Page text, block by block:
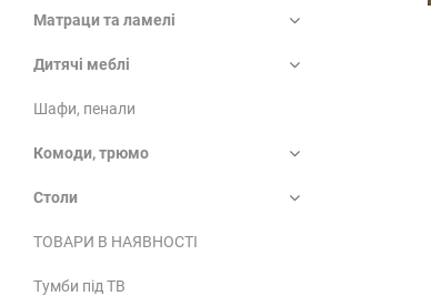
Матраци та ламелі
Дитячі меблі
Шафи, пенали
Комоди, трюмо
Столи
ТОВАРИ В НАЯВНОСТІ
Тумби під ТВ